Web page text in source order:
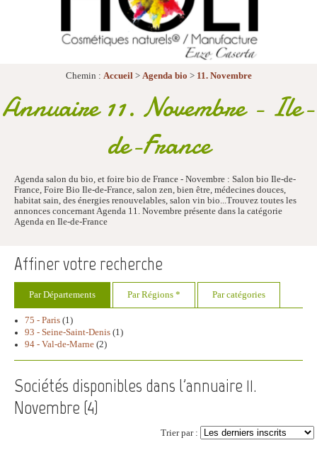
Chemin : Accueil> Agenda bio > 11. Novembre
Annuaire 11. Novembre - Ile-
de-France
Agenda salon du bio, et foire bio de France - Novembre : Salon bio Ile-de-
France, Foire Bio Ile-de-France, salon zen, bien être, médecines douces,
habitat sain, des énergies renouvelables, salon vin bio...Trouvez toutes les
annonces concernant Agenda 11. Novembre présente dans la catégorie
Agenda en Ile-de-France
Affiner votre recherche
Par Départements Par Régions * Par catégories
75 - Paris (1)
93 - Seine-Saint-Denis (1)
94 - Val-de-Marne (2)
Sociétés disponibles dans l'annuaire 11.
Novembre (4)
Trier par :